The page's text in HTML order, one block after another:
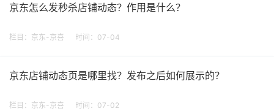
京东怎么发秒杀店铺动态？作用是什么？
栏目： 京东-京喜 时间：07-04
京东店铺动态页是哪里找？发布之后如何展示的？
栏目： 京东-京喜 时间：07-02